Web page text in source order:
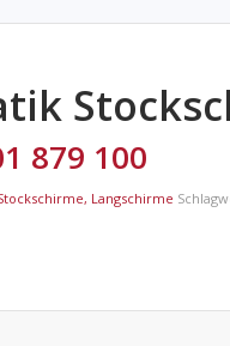
879 100
Langschirme